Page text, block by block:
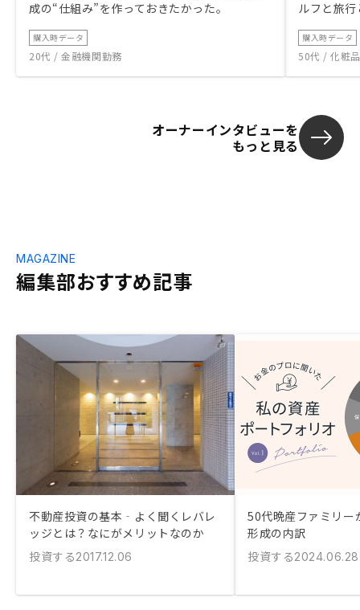
成の“仕組み”を作っておきたかった。
購入時データ
20代 / 金融機関勤務
ルフと旅
購入時データ
50代 / 化粧
オーナーインタビューを
もっと見る
編集部おすすめ記事
MAGAZINE
不動産投資の基本‐よく聞くレバレ
ッジとは？なにがメリットなのか
投資する2017.12.06
50代晩産ファミリー
形成の内訳
投資する2024.06.28